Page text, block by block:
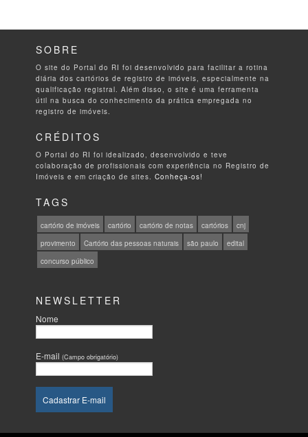
SOBRE
O site do Portal do RI foi desenvolvido para facilitar a rotina
diária dos cartórios de registro de imóveis, especialmente na
qualificação registral. Além disso, o site é uma ferramenta
útil na busca do conhecimento da prática empregada no
registro de imóveis.
CRÉDITOS
O Portal do RI foi idealizado, desenvolvido e teve
colaboração de profissionais com experiência no Registro de
Imóveis e em criação de sites.Conheça-os!
TAGS
cartório de imóveis cartório cartório de notas cartórios
cnj
provimento
Cartório das pessoas naturais são paulo
edital
concurso público
NEWSLETTER
Nome
E-mail(Campo obrigatório)